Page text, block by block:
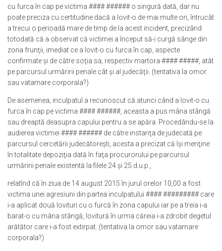
cu furca în cap pe victima #### ###### o singură dată, dar nu
poate preciza cu certitudine dacă a lovit-o de mai multe ori, întrucât
a trecui o perioadă mare de timp de la acest incident, precizând
totodată că a observat că victimei a început să-i curgă sânge din
zona frunţii, imediat ce a lovit-o cu furca în cap, aspecte
confirmate şi de către soţia sa, respectiv martora #### #####, atât
pe parcursul urmăririi penale cât şi al judecăţii. (tentativa la omor
sau vatamare corporala?)
De asemenea, inculpatul a recunoscut că atunci când a lovit-o cu
furca în cap pe victima #### ######, aceasta a pus mâna stângă
sau dreaptă deasupra capului pentru a se apăra. Procedându-se la
audierea victimei #### ###### de către instanţa de judecată pe
parcursul cercetării judecătoreşti, acesta a precizat că îşi menţine
în totalitate depoziţia dată în faţa procurorului pe parcursul
urmăririi penale existentă la filele 24 şi 25 d.u.p.,
relatînd că în ziua de 14 august 2015 în jurul orelor 10,00 a fost
victima unei agresiuni din partea inculpatului #### ######### care
i-a aplicat două lovituri cu o furcă în zona capului iar pe a treia i-a
barat-o cu mâna stângă, lovitură în urma căreia i-a zdrobit degetul
arătător care i-a fost extirpat. (tentativa la omor sau vatamare
corporala?)